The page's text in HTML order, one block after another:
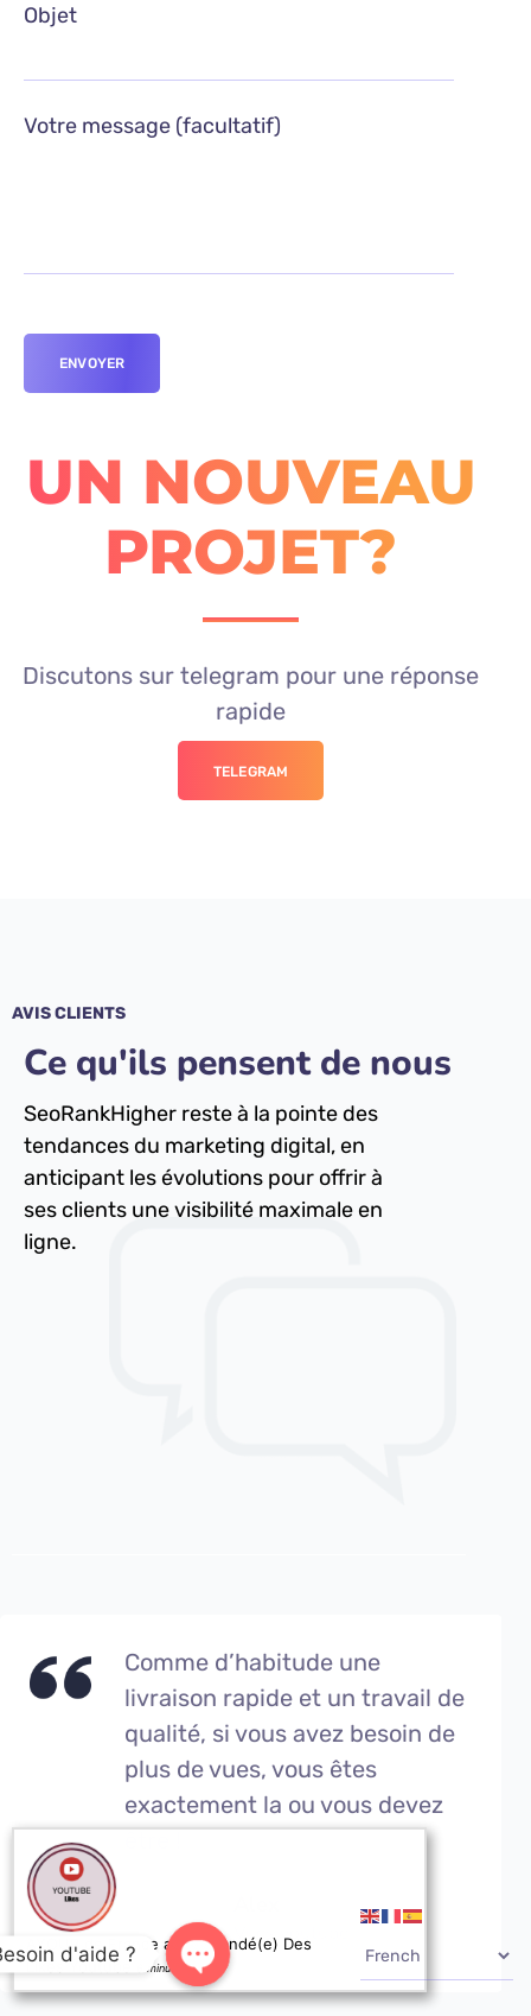
Objet
Votre message (facultatif)
UN NOUVEAU
PROJET?
Discutons sur telegram pour une réponse
rapide
TELEGRAM
AVIS CLIENTS
Ce qu'ils pensent de nous
SeoRankHigher reste à la pointe des
tendances du marketing digital, en
anticipant les évolutions pour offrir à
ses clients une visibilité maximale en
ligne.
Comme d’habitude une
livraison rapide et un travail de
qualité, si vous avez besoin de
plus de vues, vous êtes
exactement la ou vous devez
Vues youtube
AYOUB de France a commandé(e) Des
Likes Youtube
6 minutes ago
d'aide ?